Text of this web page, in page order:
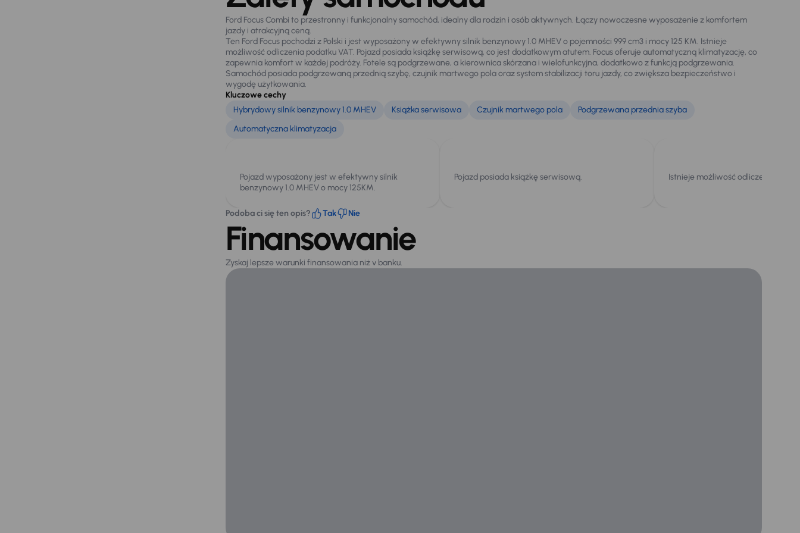
Ford Focus Combi to przestronny i funkcjonalny samochód, idealny dla rodzin i osób aktywnych. Łączy nowoczesne wyposażenie z komfortem
jazdy i atrakcyjną ceną.
Ten Ford Focus pochodzi z Polski i jest wyposażony w efektywny silnik benzynowy 1.0 MHEV o pojemności 999 cm3 i mocy 125 KM. Istnieje
możliwość odliczenia podatku VAT. Pojazd posiada książkę serwisową, co jest dodatkowym atutem. Focus oferuje automatyczną klimatyzację, co
zapewnia komfort w każdej podróży. Fotele są podgrzewane, a kierownica skórzana i wielofunkcyjna, dodatkowo z funkcją podgrzewania.
Samochód posiada podgrzewaną przednią szybę, czujnik martwego pola oraz system stabilizacji toru jazdy, co zwiększa bezpieczeństwo i
wygodę użytkowania.
Kluczowe cechy
Hybrydowy silnik benzynowy 1.0 MHEV
Książka serwisowa Czujnik martwego pola
Podgrzewana przednia szyba
Automatyczna klimatyzacja
Pojazd wyposażony jest w efektywny silnik
benzynowy 1.0 MHEV o mocy 125KM.
Pojazd posiada książkę serwisową. Istnieje możliwość odliczenia
Podoba ci się ten opis? Tak Nie
Finansowanie
Zyskaj lepsze warunki finansowania niż v banku.